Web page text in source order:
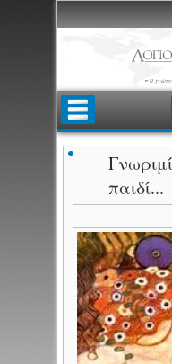
παιδί...